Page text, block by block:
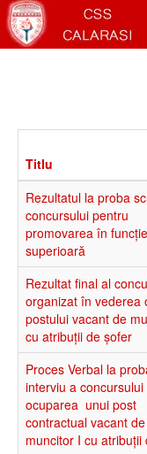
Titlu
Rezultatul la proba
concursului pentru
promovarea în funcție
superioară
Rezultat final al
organizat în vederea
postului vacant de
cu atribuții de șofer
Proces Verbal la
interviu a concursului
ocuparea unui post
contractual vacant de
muncitor I cu atribuții